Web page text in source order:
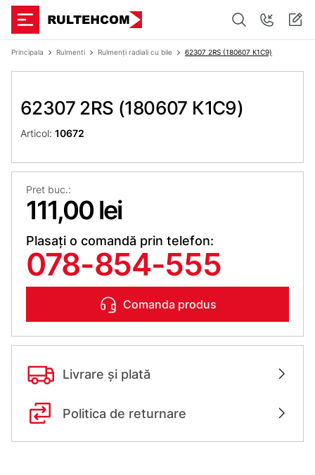
Principala Rulmenti Rulmenți radiali cu bile 62307 2RS (180607 К1С9)
62307 2RS (180607 К1С9)
Articol: 10672
Pret buc.:
111,00 lei
Plasați o comandă prin telefon:
078-854-555
Comanda produs
Livrare și plată
Politica de returnare